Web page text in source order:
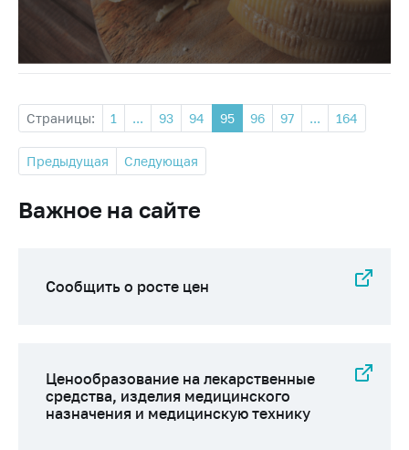
Страницы: 1 ... 93 94 95 96 97 ... 164
Предыдущая Следующая
Важное на сайте
Сообщить о росте цен
Ценообразование на лекарственные
средства, изделия медицинского
назначения и медицинскую технику